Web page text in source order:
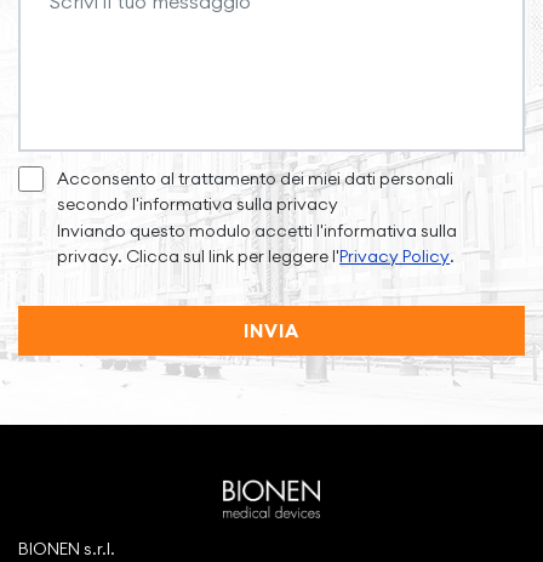
Acconsento al trattamento dei miei dati personali
secondo l'informativa sulla privacy
Inviando questo modulo accetti l'informativa sulla
privacy. Clicca sul link per leggere l'Privacy Policy.
INVIA
BIONEN s.r.l.